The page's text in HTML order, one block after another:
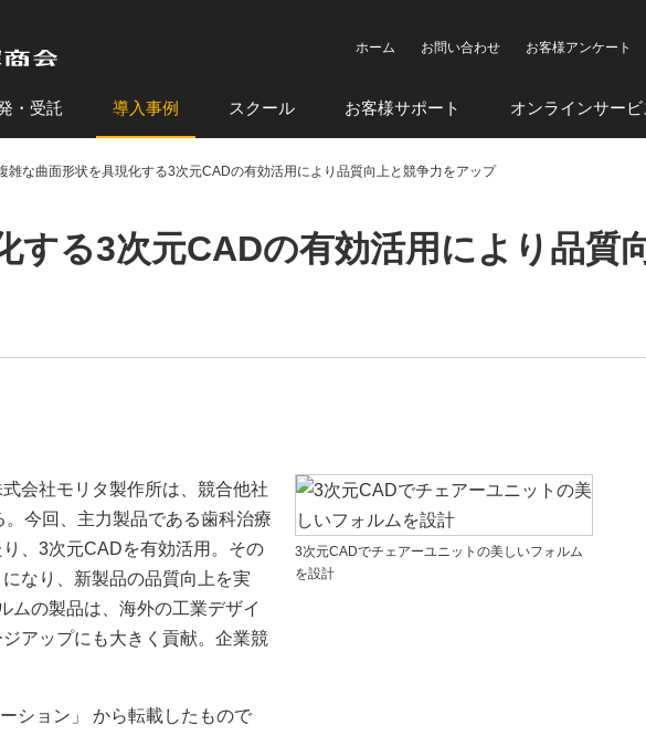
ホーム
お問い合わせ お客様アンケート
・受託 導入事例 スクール お客様サポート オンラインサービ
雑な曲面形状を具現化する3次元CADの有効活用により品質向上と競争力をアップ
する3次元CADの有効活用により品質
会社モリタ製作所は、競合他社
今回、主力製品である歯科治療
、3次元CADを有効活用。その
なり、新製品の品質向上を実
ムの製品は、海外の工業デザイ
アップにも大きく貢献。企業競
ション」 から転載したもので
3次元CADでチェアーユニットの美しいフォルム
を設計